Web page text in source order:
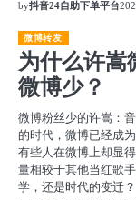
by抖音24自助下单平台
微博转发
为什么许嵩
微博少？
微博粉丝少的许嵩：
的时代，微博已经成
有些人在微博上却显
量相较于其他当红歌
学，还是时代的变迁